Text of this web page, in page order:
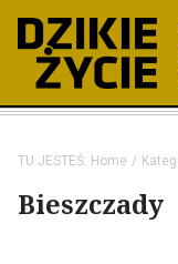
TU JESTEŚ: Home
Bieszczady